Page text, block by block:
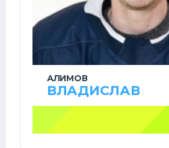
АЛИМОВ
ВЛАДИСЛАВ